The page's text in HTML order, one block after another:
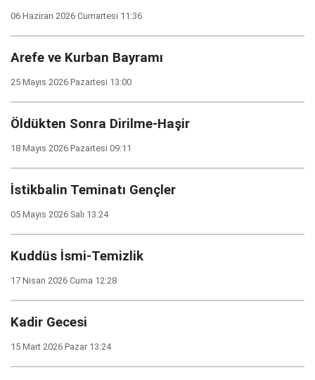
06 Haziran 2026 Cumartesi 11:36
Arefe ve Kurban Bayramı
25 Mayıs 2026 Pazartesi 13:00
Öldükten Sonra Dirilme-Haşir
18 Mayıs 2026 Pazartesi 09:11
İstikbalin Teminatı Gençler
05 Mayıs 2026 Salı 13:24
Kuddüs İsmi-Temizlik
17 Nisan 2026 Cuma 12:28
Kadir Gecesi
15 Mart 2026 Pazar 13:24